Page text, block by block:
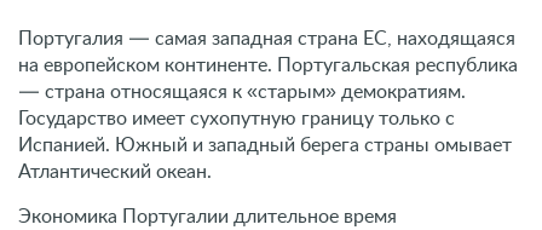
Португалия — самая западная страна ЕС, находящаяся
на европейском континенте. Португальская республика
— страна относящаяся к «старым» демократиям.
Государство имеет сухопутную границу только с
Испанией. Южный и западный берега страны омывает
Атлантический океан.
Экономика Португалии длительное время